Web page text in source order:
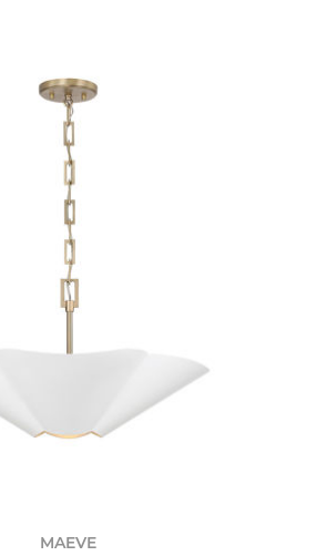
MAEVE